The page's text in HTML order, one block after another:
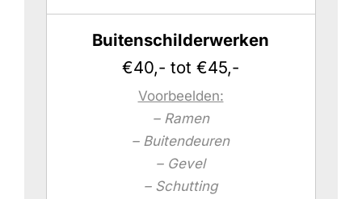
Buitenschilderwerken
€40,- tot €45,-
Voorbeelden:
– Ramen
– Buitendeuren
– Gevel
– Schutting